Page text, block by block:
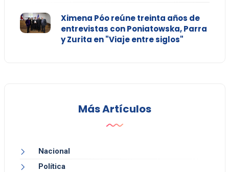
Ximena Póo reúne treinta años de
entrevistas con Poniatowska, Parra
y Zurita en "Viaje entre siglos"
Más Artículos
Nacional
Política